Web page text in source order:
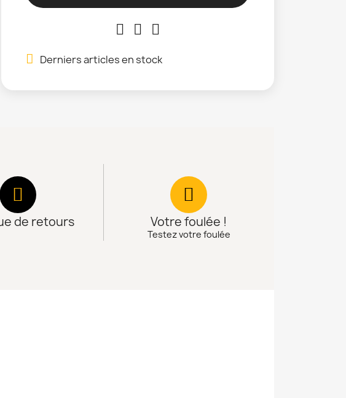
Derniers articles en stock
de retours Votre foulée !
Testez votre foulée